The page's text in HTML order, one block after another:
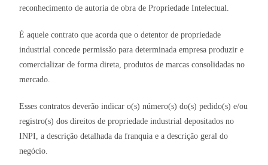
reconhecimento de autoria de obra de Propriedade Intelectual.
É aquele contrato que acorda que o detentor de propriedade
industrial concede permissão para determinada empresa produzir e
comercializar de forma direta, produtos de marcas consolidadas no
mercado.
Esses contratos deverão indicar o(s) número(s) do(s) pedido(s) e/ou
registro(s) dos direitos de propriedade industrial depositados no
INPI, a descrição detalhada da franquia e a descrição geral do
negócio.